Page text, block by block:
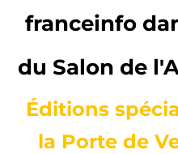
franceinfo
du Salon de
Éditions
la Porte de